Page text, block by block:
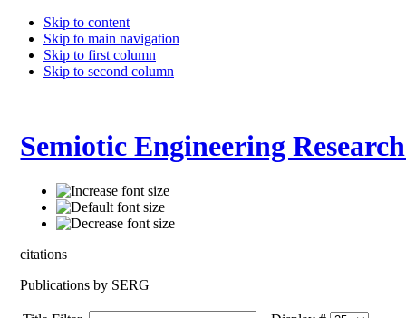
Skip to content
Skip to main navigation
Skip to first column
Skip to second column
Semiotic Engineering
citations
Publications by SERG